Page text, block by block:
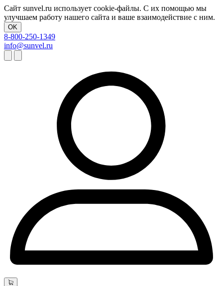
Сайт sunvel.ru использует cookie-файлы. С их помощью мы
улучшаем работу нашего сайта и ваше взаимодействие с ним.
OK
8-800-250-1349
info@sunvel.ru